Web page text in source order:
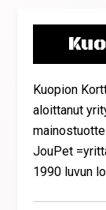
Kuopion
aloittanut
JouPet
1990 luvun